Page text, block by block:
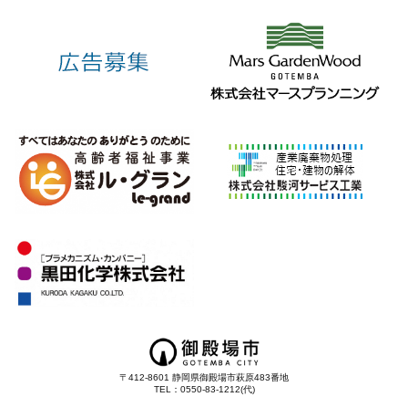
〒412-8601 静岡県御殿場市萩原483番地
TEL：0550-83-1212(代)